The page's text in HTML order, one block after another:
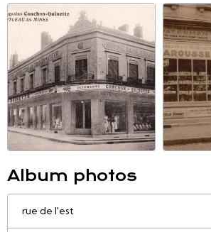
Album photos
rue de l'est